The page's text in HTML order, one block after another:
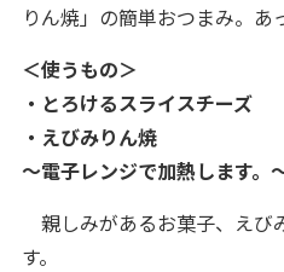
りん焼」の簡単おつまみ。あ
＜使うもの＞
・とろけるスライスチーズ
・えびみりん焼
～電子レンジで加熱します。
親しみがあるお菓子、えび
す。